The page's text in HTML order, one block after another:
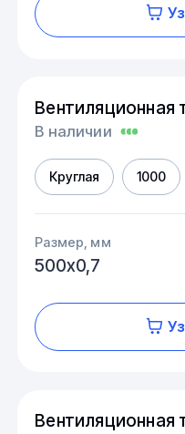
Вентиляционная
В наличии
Круглая 1000
Размер, мм
500х0,7
Вентиляционная